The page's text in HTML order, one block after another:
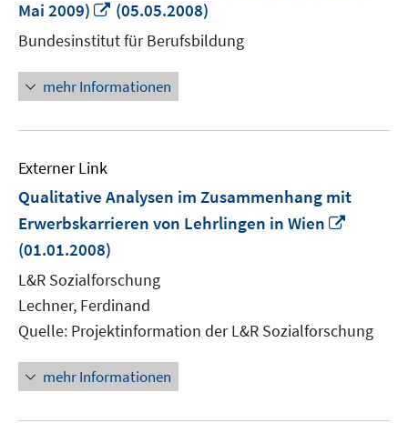
Mai 2009)
In
neuem
Fenster
öffnen
(05.05.2008)
Bundesinstitut für Berufsbildung
mehr Informationen
Externer Link
Qualitative Analysen im Zusammenhang mit
Erwerbskarrieren von Lehrlingen in Wien
(01.01.2008)
L&R Sozialforschung
Lechner, Ferdinand
Quelle: Projektinformation der L&R Sozialforschung
mehr Informationen